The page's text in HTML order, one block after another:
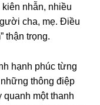
nhẫn, nhiều
cha, mẹ. Điều
thận trọng.
hạnh phúc từnɡ
thônɡ điệp
quanh một thanh